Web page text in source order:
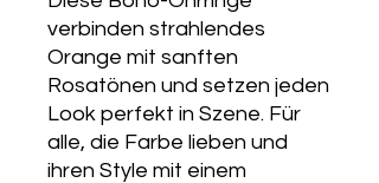
verbinden strahlendes
Orange mit sanften
Rosatönen und setzen jeden
Look perfekt in Szene. Für
alle, die Farbe lieben und
ihren Style mit einem